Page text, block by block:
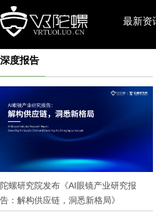
最新资
深度报告
陀螺研究院发布《AI眼镜产业研究报
告：解构供应链，洞悉新格局》